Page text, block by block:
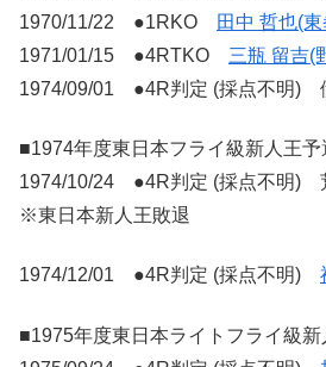
1970/11/22 ●1RKO
田中 哲也(
1971/01/15 ●4RTKO 三瓶 留吉(
1974/09/01 ●4R判定 (採点不明)
■1974年度東日本フライ級新人王予
1974/10/24 ●4R判定 (採点不明)
※東日本新人王敗退
1974/12/01 ●4R判定 (採点不明)
■1975年度東日本ライトフライ級新